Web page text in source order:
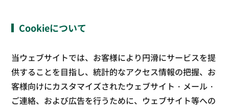
Cookieについて
当ウェブサイトでは、お客様により円滑にサービスを提
供することを目指し、統計的なアクセス情報の把握、お
客様向けにカスタマイズされたウェブサイト・メール・
ご連絡、および広告を行うために、ウェブサイト等への